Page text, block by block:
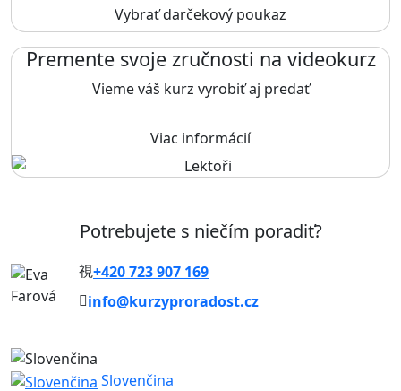
Vybrať darčekový poukaz
Premente svoje zručnosti na videokurz
Vieme váš kurz vyrobiť aj predať
Viac informácií
Potrebujete s niečím poradiť?
+420 723 907 169
info@kurzyproradost.cz
Slovenčina